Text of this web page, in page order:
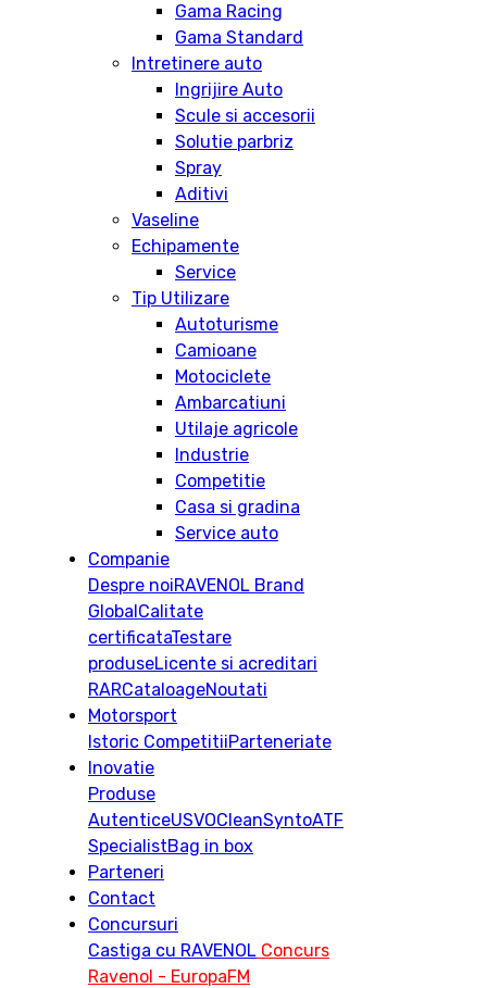
Gama Racing
Gama Standard
Intretinere auto
Ingrijire Auto
Scule si accesorii
Solutie parbriz
Spray
Aditivi
Vaseline
Echipamente
Service
Tip Utilizare
Autoturisme
Camioane
Motociclete
Ambarcatiuni
Utilaje agricole
Industrie
Competitie
Casa si gradina
Service auto
Companie
Despre noiRAVENOL Brand
GlobalCalitate
certificataTestare
produseLicente si acreditari
RARCataloageNoutati
Motorsport
Istoric CompetitiiParteneriate
Inovatie
Produse
AutenticeUSVOCleanSyntoATF
SpecialistBag in box
Parteneri
Contact
Concursuri
Castiga cu RAVENOL Concurs
Ravenol - EuropaFM